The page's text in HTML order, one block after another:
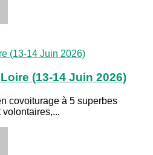
(13-14 Juin 2026)
covoiturage à 5 superbes
volontaires,...